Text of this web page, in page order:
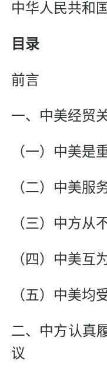
中华人民共和
目录
前言
一、中美经贸
（一）中美是
（二）中美服
（三）中方从
（四）中美互
（五）中美均
二、中方认真
议